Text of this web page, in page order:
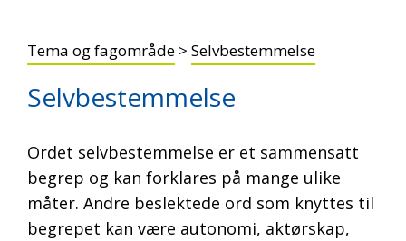
Tema og fagområde > Selvbestemmelse
Selvbestemmelse
Ordet selvbestemmelse er et sammensatt
begrep og kan forklares på mange ulike
måter. Andre beslektede ord som knyttes til
begrepet kan være autonomi, aktørskap,